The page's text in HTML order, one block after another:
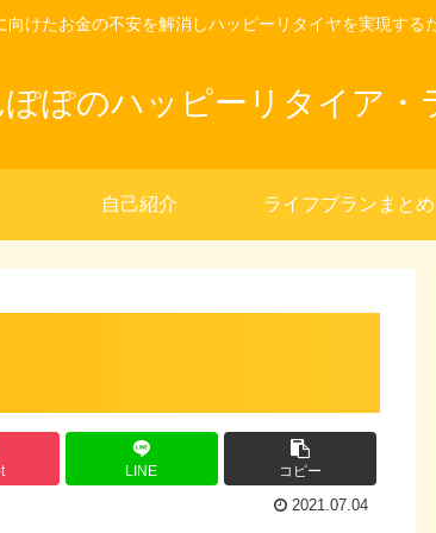
けたお金の不安を解消しハッピーリタイヤを実現する
ぽのハッピーリタイア・
自己紹介 ライフプランまとめ
LINE コピー
2021.07.04